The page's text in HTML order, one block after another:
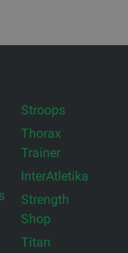
Stroops
Thorax
Trainer
InterAtletika
Strength
Shop
Titan